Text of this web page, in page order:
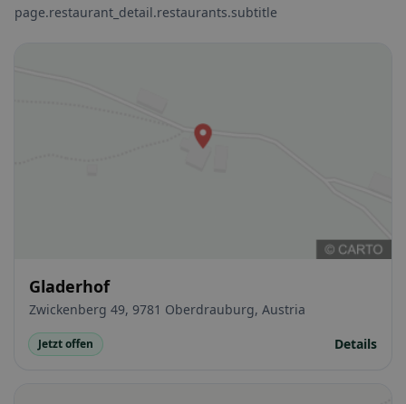
page.restaurant_detail.restaurants.subtitle
Gladerhof
Zwickenberg 49, 9781 Oberdrauburg, Austria
Jetzt offen Details